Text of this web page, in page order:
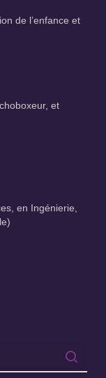
de l’enfance et
et
en Ingénierie,